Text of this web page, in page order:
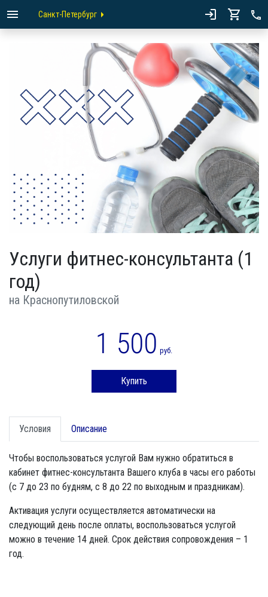
Санкт-Петербург
Услуги фитнес-консультанта (1
год)
на Краснопутиловской
1 500 руб.
Купить
Условия Описание
Чтобы воспользоваться услугой Вам нужно обратиться в
кабинет фитнес-консультанта Вашего клуба в часы его работы
(с 7 до 23 по будням, с 8 до 22 по выходным и праздникам).
Активация услуги осуществляется автоматически на
следующий день после оплаты, воспользоваться услугой
можно в течение 14 дней. Срок действия сопровождения – 1
год.